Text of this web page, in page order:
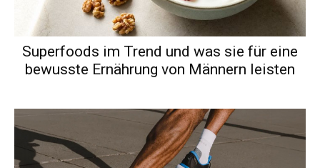
Superfoods im Trend und was sie für eine
bewusste Ernährung von Männern leisten